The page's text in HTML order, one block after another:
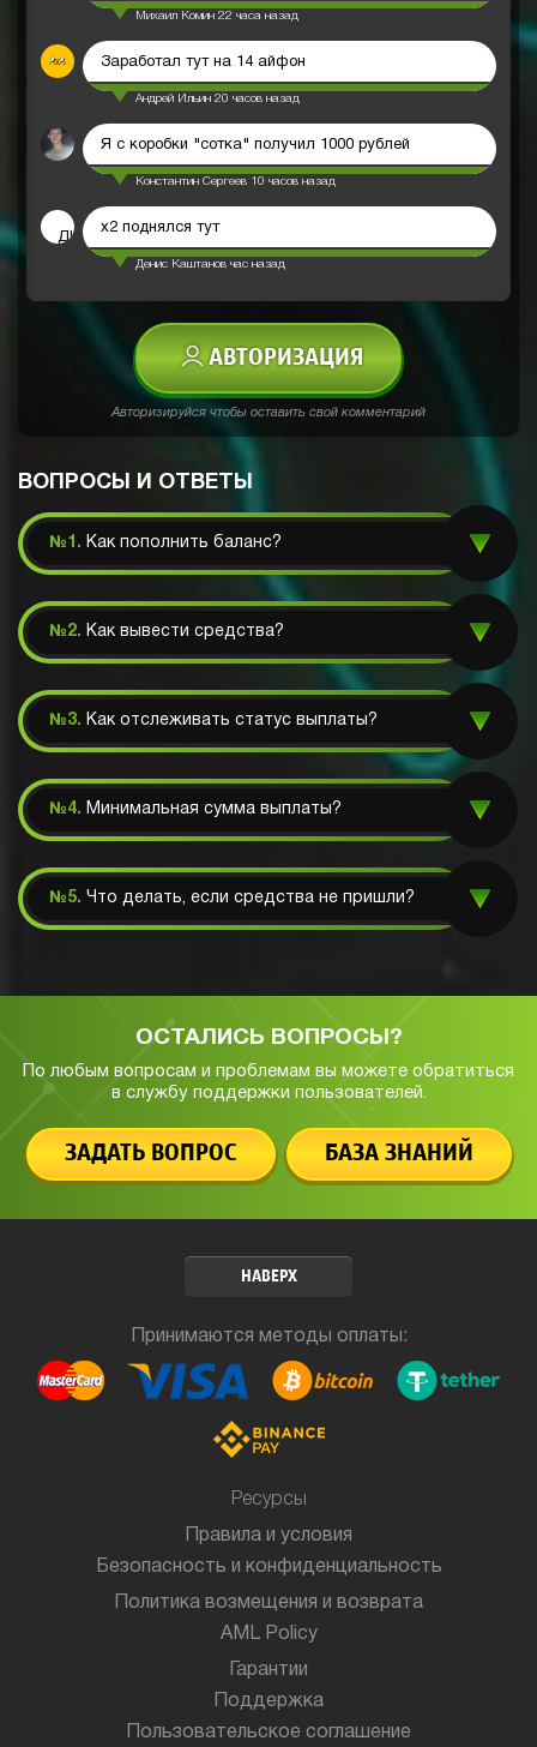
Михаил Комин 22 часа назад
Заработал тут на 14 айфон
Андрей Ильин 20 часов назад
Я с коробки "сотка" получил 1000 рублей
Константин Сергеев 10 часов назад
ДК
х2 поднялся тут
Денис Каштанов час назад
АВТОРИЗАЦИЯ
Авторизируйся чтобы оставить свой комментарий
ВОПРОСЫ И ОТВЕТЫ
№1. Как пополнить баланс?
№2. Как вывести средства?
№3. Как отслеживать статус выплаты?
№4. Минимальная сумма выплаты?
№5. Что делать, если средства не пришли?
ОСТАЛИСЬ ВОПРОСЫ?
По любым вопросам и проблемам вы можете обратиться
в службу поддержки пользователей.
ЗАДАТЬ ВОПРОС БАЗА ЗНАНИЙ
Принимаются методы оплаты:
НАВЕРХ
Ресурсы
Правила и условия
Безопасность и конфиденциальность
Политика возмещения и возврата
AML Policy
Гарантии
Поддержка
Пользовательское соглашение